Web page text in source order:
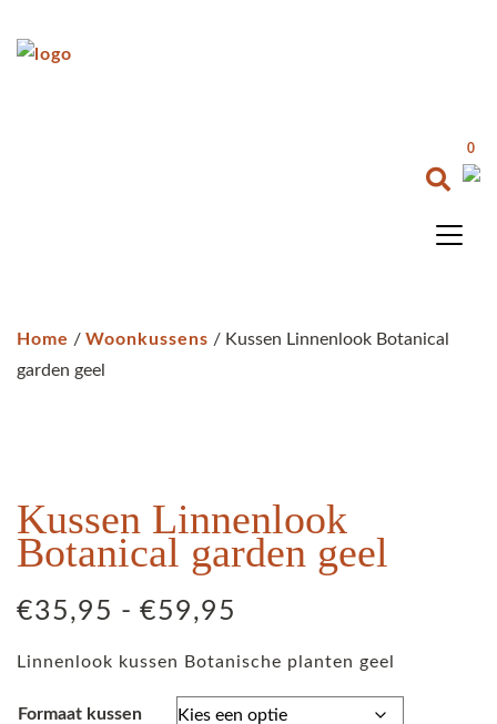
0
Home / Woonkussens / Kussen Linnenlook Botanical
garden geel
Kussen Linnenlook
Botanical garden geel
€35,95 - €59,95
tot
€59,95
Linnenlook kussen Botanische planten geel
Formaat kussen